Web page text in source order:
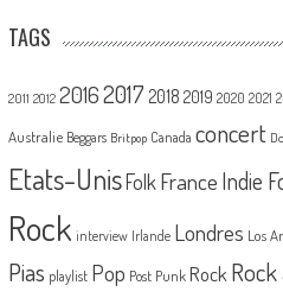
TAGS
2011 2012 20162017 2018 2019 2020 2021
Australie Beggars Britpop Canada concert
Etats-UnisFolk France Indie
Rock interview Irlande Londres Los
Pias playlist Pop Post Punk Rock